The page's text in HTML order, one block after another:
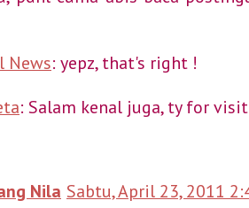
News: yepz, that's right !
: Salam kenal juga, ty for
Nila Sabtu, April 23, 2011